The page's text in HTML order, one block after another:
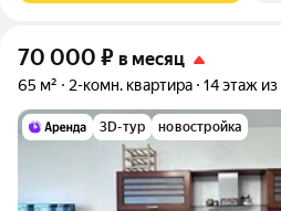
70 000 ₽ в месяц
65 м² 2-комн. квартира 14 этаж из
3D-тур новостройка